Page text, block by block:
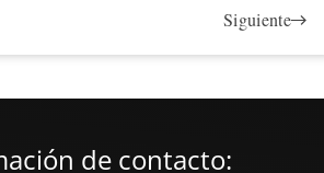
Siguiente
de contacto: